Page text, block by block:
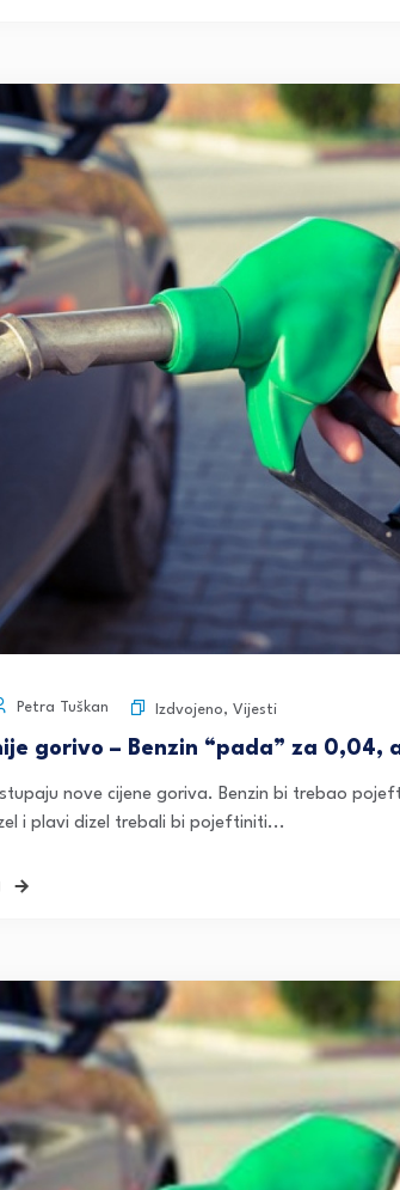
Petra Tuškan Izdvojeno, Vijesti
gorivo – Benzin “pada” za 0,04,
nove cijene goriva. Benzin bi trebao
i plavi dizel trebali bi pojeftiniti...